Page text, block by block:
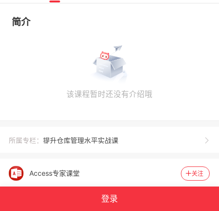
简介
该课程暂时还没有介绍哦
所属专栏： 提升仓库管理水平实战课
Access专家课堂 关注
登录